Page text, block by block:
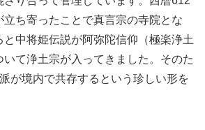
ち寄ったことで真言宗の寺院とな
と中将姫伝説が阿弥陀信仰（極楽浄土
て浄土宗が入ってきました。そのた
が境内で共存するという珍しい形を